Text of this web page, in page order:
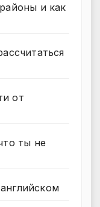
и как
от
ты не